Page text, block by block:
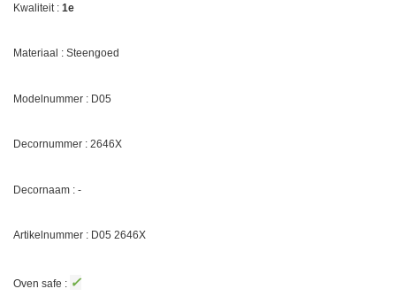
Kwaliteit : 1e
Materiaal : Steengoed
Modelnummer : D05
Decornummer : 2646X
Decornaam : -
Artikelnummer : D05 2646X
Oven safe : ✓